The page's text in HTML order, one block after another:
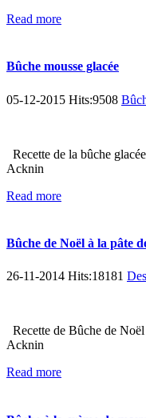
Read more
Bûche mousse glacée
05-12-2015 Hits:9508
Recette de la bûche
Acknin
Read more
Bûche de Noël à la pâte
26-11-2014 Hits:18181
Recette de Bûche de
Acknin
Read more